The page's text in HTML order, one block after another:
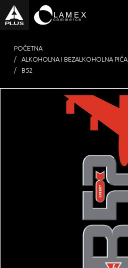
ALKOHOLNA I BEZALKOHOLNA PIĆA
POČETNA
ALKOHOLNA I BEZALKOHOLNA PIĆA
B52